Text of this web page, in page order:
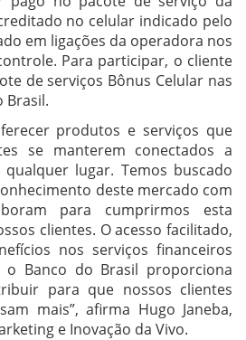
no celular indicado pelo
em ligações da operadora nos
Para participar, o cliente
de serviços Bônus Celular nas
Brasil.
produtos e serviços que
se manterem conectados a
lugar. Temos buscado
deste mercado com
para cumprirmos esta
clientes. O acesso facilitado,
nos serviços financeiros
Banco do Brasil proporciona
para que nossos clientes
mais”, afirma Hugo Janeba,
e Inovação da Vivo.